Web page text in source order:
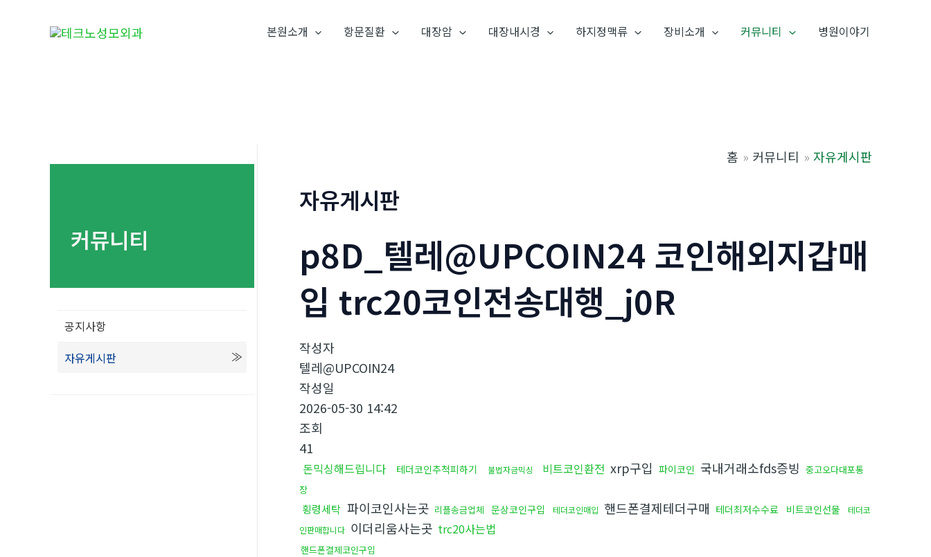
본원소개 항문질환 대장암 대장내시경 하지정맥류 장비소개 커뮤니티 병원이야기
커뮤니티
공지사항
자유게시판
홈 커뮤니티 자유게시판
자유게시판
p8D_텔레@UPCOIN24 코인해외지갑매
입 trc20코인전송대행_j0R
작성자
텔레@UPCOIN24
작성일
2026-05-30 14:42
조회
41
돈믹싱해드립니다 테더코인추척피하기 불법자금믹싱 비트코인환전 xrp구입 파이코인 국내거래소fds증빙 중고오다대포통
장
횡령세탁 파이코인사는곳 리플송금업체 문상코인구입 테더코인매입 핸드폰결제테더구매 테더최저수수료 비트코인선물
테더코
인판매합니다 이더리움사는곳 trc20사는법
핸드폰결제코인구입